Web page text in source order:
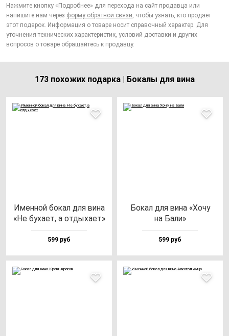
Нажмите кнопку «Подробнее» для перехода на сайт продавца или
напишите нам через форму обратной связи, чтобы узнать, кто продает
этот подарок. Информация о товаре носит справочный характер. Для
уточнения технических характеристик, условий доставки и других
вопросов о товаре обращайтесь к продавцу.
173 похожих подарка | Бокалы для вина
Имен­ной бо­кал для ви­на
«Не бу­ха­ет, а от­ды­ха­ет»
599 руб
Бокал для ви­на «Хочу
на Бали»
599 руб